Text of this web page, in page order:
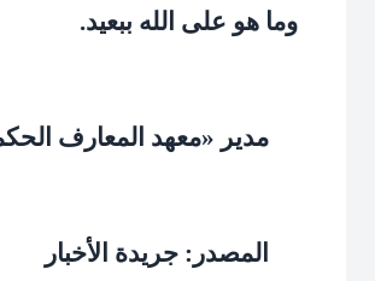
وما هو على الله ببعيد.
مدير «معهد المعارف
المصدر: جريدة الأخبار